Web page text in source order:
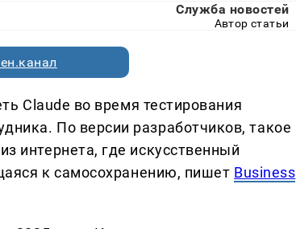
Служба новостей
Автор статьи
Claude во время тестирования
По версии разработчиков, такое
интернета, где искусственный
к самосохранению, пишет Business